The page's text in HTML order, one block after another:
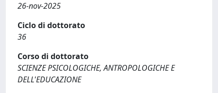
26-nov-2025
Ciclo di dottorato
36
Corso di dottorato
SCIENZE PSICOLOGICHE, ANTROPOLOGICHE E
DELL'EDUCAZIONE